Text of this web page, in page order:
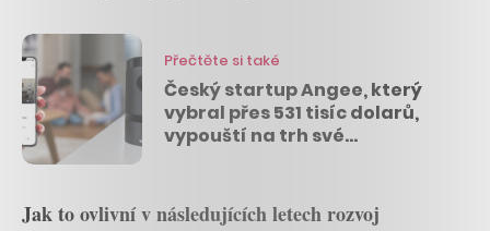
Přečtěte si také
Český startup Angee, který
vybral přes 531 tisíc dolarů,
vypouští na trh své
Jak to ovlivní v následujících letech rozvoj